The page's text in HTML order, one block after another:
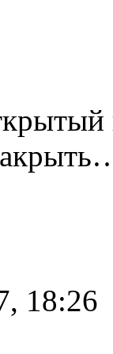
18:26